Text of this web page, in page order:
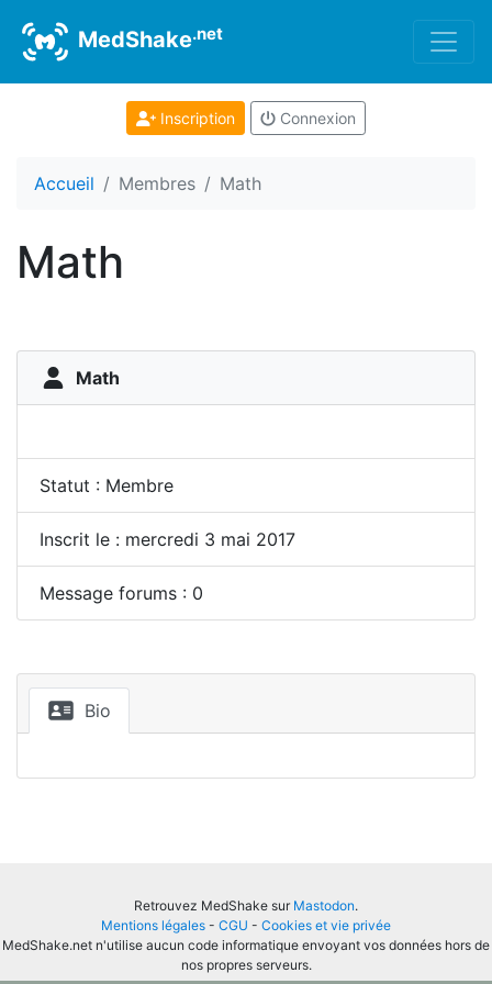
MedShake.net
Inscription Connexion
Accueil Membres Math
Math
Math
Statut : Membre
Inscrit le : mercredi 3 mai 2017
Message forums : 0
Bio
Retrouvez MedShake sur Mastodon.
Mentions légales - CGU - Cookies et vie privée
MedShake.net n'utilise aucun code informatique envoyant vos données hors de
nos propres serveurs.